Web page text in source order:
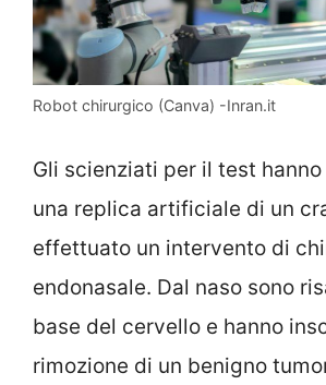
Robot chirurgico (Canva) -Inran.it
Gli scienziati per il test
una replica artificiale di un
effettuato un intervento di
endonasale. Dal naso sono
base del cervello e hanno
rimozione di un benigno